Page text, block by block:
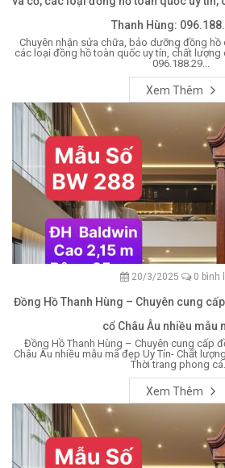
Thanh Hùng:
Chuyên nhận sửa chữa, bảo dưỡng đồng hồ
các loại đồng hồ toàn quốc uy tín, chất lượng
096.188.29...
Xem Thêm
20/3/2025 0 bình
Đồng Hồ Thanh Hùng – Chuyên cung
cổ Châu Âu nhiều mẫu
Đồng Hồ Thanh Hùng – Chuyên cung cấp
Châu Âu nhiều mẫu mã đẹp Uy Tín- Chất
Thời trang phong cá...
Xem Thêm